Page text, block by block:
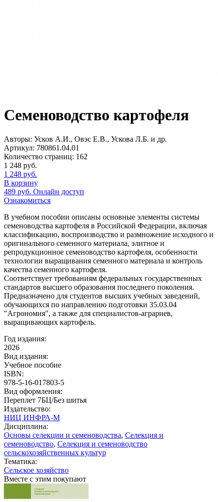
Семеноводство картофеля
Авторы: Усков А.И., Овэс Е.В., Ускова Л.Б. и др.
Артикул: 780861.04.01
Количество страниц: 162
1 248 руб.
1 248 руб.
В корзину
489 руб. Онлайн доступ
Ознакомиться
В учебном пособии описаны основные элементы системы
семеноводства картофеля в Российской Федерации, включая
классификацию, воспроизводство и размножение исходного и
оригинального семенного материала, элитное и
репродукционное семеноводство картофеля, особенности
технологии выращивания семенного материала и контроль
качества семенного картофеля.
Соответствует требованиям федеральных государственных
стандартов высшего образования последнего поколения.
Предназначено для студентов высших учебных заведений,
обучающихся по направлению подготовки 35.03.04
"Агрономия", а также для специалистов-аграриев,
выращивающих картофель.
Год издания:
2026
Вид издания:
Учебное пособие
ISBN:
978-5-16-017803-5
Вид оформления:
Переплет 7БЦ/Без шитья
Издательство:
НИЦ ИНФРА-М
Дисциплина:
Основы селекции и семеноводства, Селекция и
семеноводство, Селекция и семеноводство
сельскохозяйственных культур
Тематика:
Сельское хозяйство
Вместе с этим покупают